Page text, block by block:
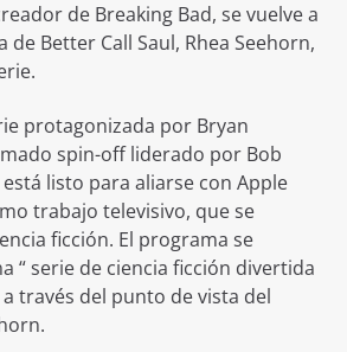
de Breaking Bad, se vuelve a
Better Call Saul, Rhea Seehorn,
protagonizada por Bryan
spin-off liderado por Bob
listo para aliarse con Apple
trabajo televisivo, que se
ficción. El programa se
“ serie de ciencia ficción divertida
a través del punto de vista del